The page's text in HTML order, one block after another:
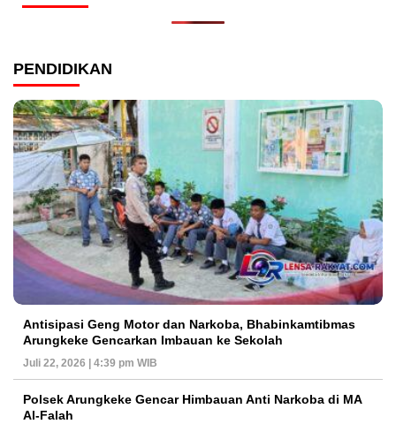
PENDIDIKAN
Antisipasi Geng Motor dan Narkoba, Bhabinkamtibmas
Arungkeke Gencarkan Imbauan ke Sekolah
Juli 22, 2026 | 4:39 pm WIB
Polsek Arungkeke Gencar Himbauan Anti Narkoba di MA
Al-Falah